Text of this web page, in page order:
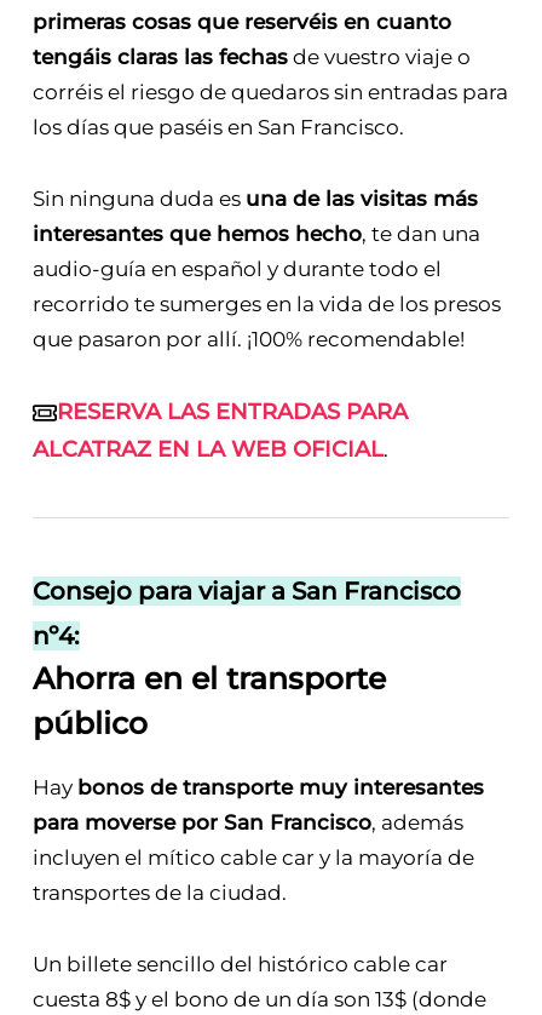
primeras cosas que reservéis en cuanto
tengáis claras las fechasde vuestro viaje o
corréis el riesgo de quedaros sin entradas para
los días que paséis en San Francisco.
Sin ninguna duda es una de las visitas más
interesantes que hemos hecho, te dan una
audio-guía en español y durante todo el
recorrido te sumerges en la vida de los presos
que pasaron por allí. ¡100% recomendable!
RESERVA LAS ENTRADAS PARA
ALCATRAZ EN LA WEB OFICIAL.
Consejo para viajar a San Francisco
nº4:
Ahorra en el transporte
público
Hay bonos de transporte muy interesantes
para moverse por San Francisco, además
incluyen el mítico cable car y la mayoría de
transportes de la ciudad.
Un billete sencillo del histórico cable car
cuesta 8$ y el bono de un día son 13$ (donde